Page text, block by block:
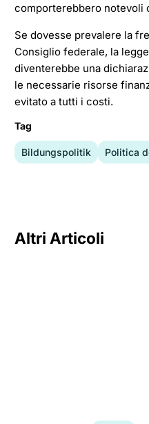
comporterebbero notevoli
Se dovesse prevalere la
Consiglio federale, la
diventerebbe una
le necessarie risorse
evitato a tutti i costi.
Tag
Bildungspolitik Politica
Altri Articoli